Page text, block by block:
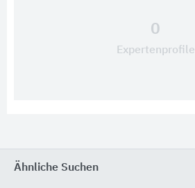
0
Expertenprofile
Ähnliche Suchen